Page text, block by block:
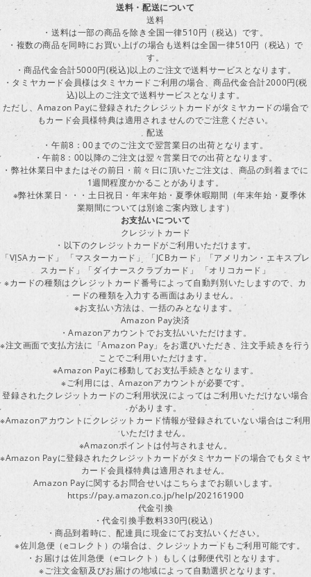
送料・配送について
送料
・送料は一部の商品を除き全国一律510円（税込）です。
・複数の商品を同時にお買い上げの場合も送料は全国一律510円（税込）で
す。
・商品代金合計5000円(税込)以上のご注文で送料サービスとなります。
・タミヤカード会員様はタミヤカードご利用の場合、商品代金合計2000円(税
込)以上のご注文で送料サービスとなります。
ただし、Amazon Payに登録されたクレジットカードがタミヤカードの場合で
もカード会員様特典は適用されませんのでご注意ください。
配送
・午前8：00までのご注文で翌営業日の出荷となります。
・午前8：00以降のご注文は翌々営業日での出荷となります。
・弊社休業日中またはその前日・前々日に頂いたご注文は、商品の到着までに
1週間程度かかることがあります。
※弊社休業日・・・土日祝日・年末年始・夏季休暇期間（年末年始・夏季休
業期間については別途ご案内致します）
お支払いについて
クレジットカード
・以下のクレジットカードがご利用いただけます。
「VISAカード」 「マスターカード」 「JCBカード」「アメリカン・エキスプレ
スカード」「ダイナースクラブカード」 「オリコカード」
※カードの種類はクレジットカード番号によって自動判別いたしますので、カ
ードの種類を入力する画面はありません。
※お支払い方法は、一括のみとなります。
Amazon Pay決済
・Amazonアカウントでお支払いいただけます。
※注文画面で支払方法に「Amazon Pay」をお選びいただき、注文手続きを行う
ことでご利用いただけます。
※Amazon Payに移動してお支払手続きとなります。
※ご利用には、Amazonアカウントが必要です。
登録されたクレジットカードのご利用状況によってはご利用いただけない場合
があります。
※Amazonアカウントにクレジットカード情報が登録されていない場合はご利用
いただけません。
※Amazonポイントは付与されません。
※Amazon Payに登録されたクレジットカードがタミヤカードの場合でもタミヤ
カード会員様特典は適用されません。
Amazon Payに関するお問合せいはこちらまでお願いします。
https://pay.amazon.co.jp/help/202161900
代金引換
・代金引換手数料330円(税込）
・商品到着時に、配達員に現金にてお支払いください。
※佐川急便（eコレクト）の場合は、クレジットカードもご利用可能です。
・お届けは佐川急便（eコレクト）もしくは郵便代引となります。
※ご注文金額及びお届けの地域によって自動選択となります。